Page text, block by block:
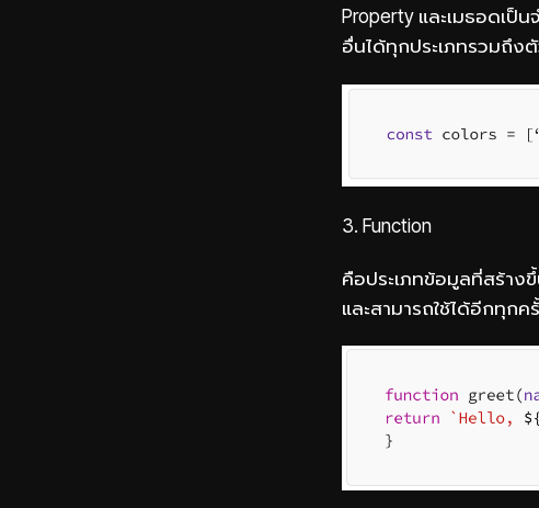
Property และเมธอดเป็น
อื่นได้ทุกประเภทรวมถึง
3. Function
คือประเภทข้อมูลที่สร้าง
และสามารถใช้ได้อีกทุกค